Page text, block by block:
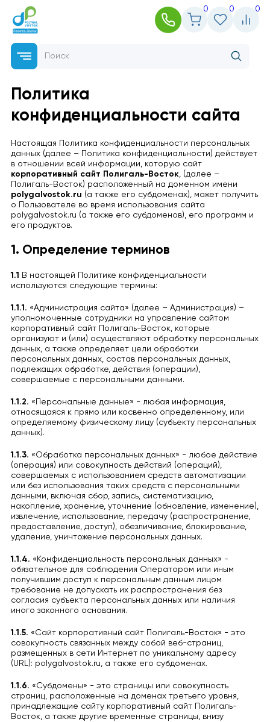
0 0 0
Политика
конфиденциальности сайта
Настоящая Политика конфиденциальности персональных
данных (далее – Политика конфиденциальности) действует
в отношении всей информации, которую сайт
корпоративный сайт Полигаль-Восток, (далее –
Полигаль-Восток) расположенный на доменном имени
polygalvostok.ru (а также его субдоменах), может получить
о Пользователе во время использования сайта
polygalvostok.ru (а также его субдоменов), его программ и
его продуктов.
1. Определение терминов
1.1
В настоящей Политике конфиденциальности
используются следующие термины:
1.1.1. «Администрация сайта» (далее – Администрация) –
уполномоченные сотрудники на управление сайтом
корпоративный сайт Полигаль-Восток, которые
организуют и (или) осуществляют обработку персональных
данных, а также определяет цели обработки
персональных данных, состав персональных данных,
подлежащих обработке, действия (операции),
совершаемые с персональными данными.
1.1.2. «Персональные данные» - любая информация,
относящаяся к прямо или косвенно определенному, или
определяемому физическому лицу (субъекту персональных
данных).
1.1.3. «Обработка персональных данных» - любое действие
(операция) или совокупность действий (операций),
совершаемых с использованием средств автоматизации
или без использования таких средств с персональными
данными, включая сбор, запись, систематизацию,
накопление, хранение, уточнение (обновление, изменение),
извлечение, использование, передачу (распространение,
предоставление, доступ), обезличивание, блокирование,
удаление, уничтожение персональных данных.
1.1.4. «Конфиденциальность персональных данных» -
обязательное для соблюдения Оператором или иным
получившим доступ к персональным данным лицом
требование не допускать их распространения без
согласия субъекта персональных данных или наличия
иного законного основания.
1.1.5. «Сайт корпоративный сайт Полигаль-Восток» - это
совокупность связанных между собой веб-страниц,
размещенных в сети Интернет по уникальному адресу
(URL): polygalvostok.ru, а также его субдоменах.
1.1.6. «Субдомены» - это страницы или совокупность
страниц, расположенные на доменах третьего уровня,
принадлежащие сайту корпоративный сайт Полигаль-
Восток, а также другие временные страницы, внизу